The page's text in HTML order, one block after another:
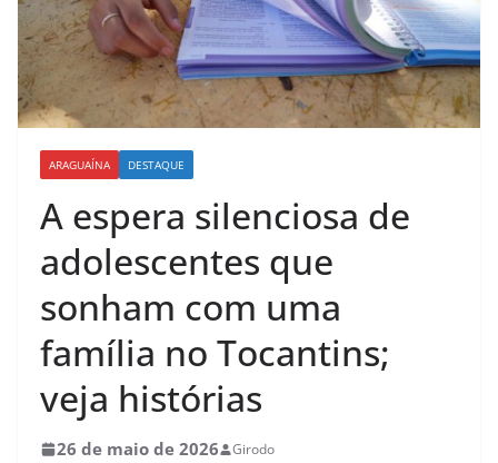
ARAGUAÍNA DESTAQUE
A espera silenciosa de
adolescentes que
sonham com uma
família no Tocantins;
veja histórias
26 de maio de 2026 Girodo